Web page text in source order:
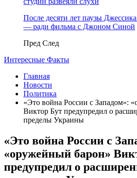
После десяти лет паузы
— ради фильма с Джоном Синой
Пред След
Интересные Факты
Главная
Новости
Политика
«Это война России с Западом»:
Виктор Бут предупредил о
пределы Украины
«Это война России с
«оружейный барон»
предупредил о